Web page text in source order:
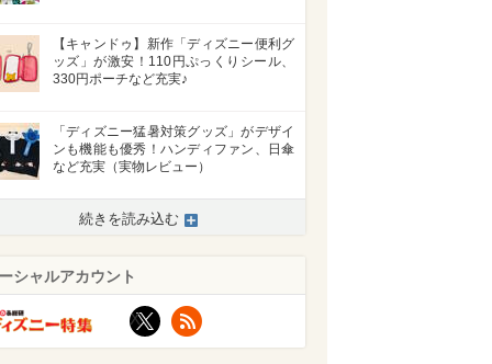
【キャンドゥ】新作「ディズニー便利グ
ッズ」が激安！110円ぷっくりシール、
330円ポーチなど充実♪
「ディズニー猛暑対策グッズ」がデザイ
ンも機能も優秀！ハンディファン、日傘
など充実（実物レビュー）
続きを読み込む
シャルアカウント
X